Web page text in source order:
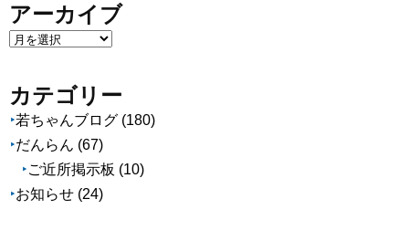
アーカイブ
ア
カ
イ
ブ
カテゴリー
若ちゃんブログ (180)
だんらん (67)
ご近所掲示板 (10)
お知らせ (24)